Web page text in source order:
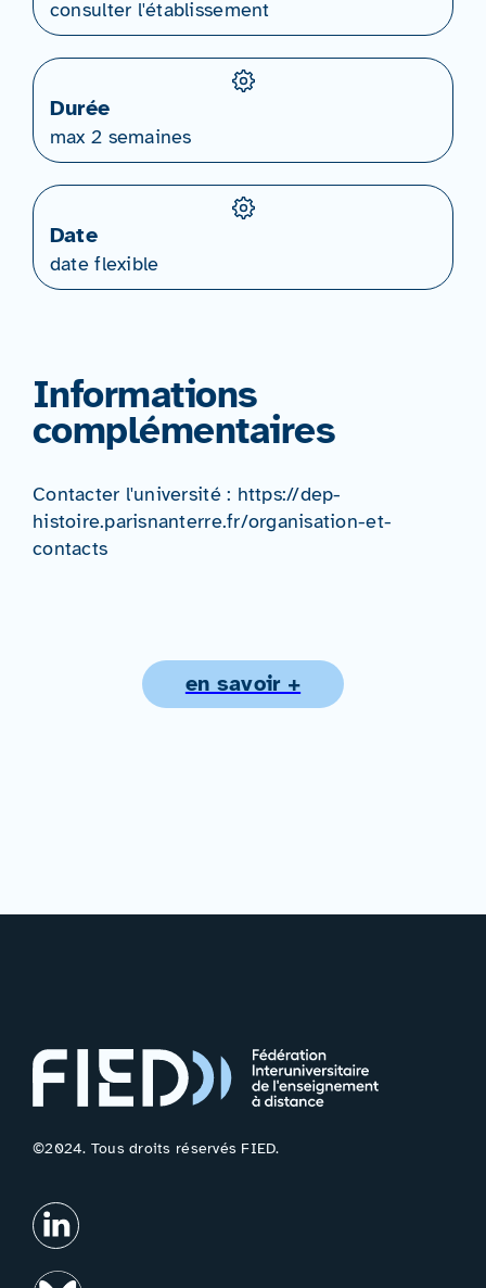
consulter l'établissement
Durée
max 2 semaines
Date
date flexible
Informations
complémentaires
Contacter l'université : https://dep-
histoire.parisnanterre.fr/organisation-et-
contacts
en savoir +
©2024. Tous droits réservés FIED.